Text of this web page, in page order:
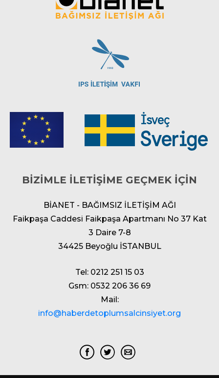
BİZİMLE İLETİŞİME GEÇMEK İÇİN
BİANET - BAĞIMSIZ İLETİŞİM AĞI
Faikpaşa Caddesi Faikpaşa Apartmanı No 37 Kat
3 Daire 7-8
34425 Beyoğlu İSTANBUL
Tel: 0212 251 15 03
Gsm: 0532 206 36 69
Mail:
info@haberdetoplumsalcinsiyet.org